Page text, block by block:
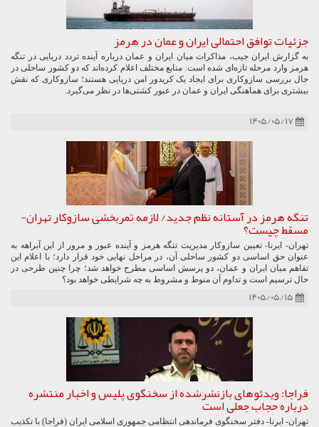
جزئیات توافق احتمالی ایران و عمان در هرمز
به گزارش ایران جیب، مذاکرات میان ایران و عمان درباره آینده تردد دریایی در تنگه
هرمز وارد مرحله تازه‌ای شده است. منابع مختلف اعلام کرده‌اند که دو کشور ساحلی در
حال بررسی سازوکاری برای ایجاد یک کریدور امن دریایی هستند؛ سازوکاری که نقش
بیشتری برای هماهنگی ایران و عمان در عبور کشتی‌ها در نظر می‌گیرد.
۱۴۰۵/۰۵/۱۷
تنگه هرمز در آستانه نظم جدید/ لازمه ثمربخشی سازوکار تهران-
مسقط چیست؟
تهران- ایرنا- تعیین سازوکار مدیریت تنگه هرمز و آینده عبور و مرور از این آبراهه به
عنوان حق اساسی دو کشور ساحلی آن، در مراحل نهایی خود قرار دارد؛ با اعلام این
تفاهم میان ایران و عمان، دو پرسش اساسی مطرح خواهد شد؛ چرا چنین طرحی در
حال ترسیم است و تداوم آن منوط و مشروط به چه شرایطی خواهد بود؟
۱۴۰۵/۰۵/۱۵
فراجا: ویدئوهای بازنشرشده از سخنگوی پلیس و اخبار منتشره
درباره حجاب جعلی است
تهران- ایرنا- دفتر سخنگوی فرماندهی انتظامی جمهوری اسلامی ایران (فراجا) با تکذیب